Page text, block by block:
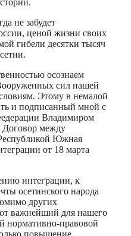
не забудет
ценой жизни своих
гибели десятки тысяч
осознаем
сил нашей
Этому в немалой
и подписанный мной с
Владимиром
между
Южная
от 18 марта
интеграции, к
осетинского народа
других
важнейший для нашего
нормативно-правовой
повышение